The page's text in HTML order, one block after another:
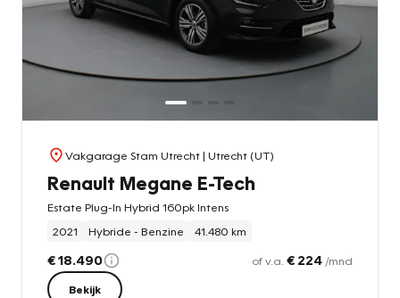
Vakgarage Stam Utrecht| Utrecht (UT)
Renault Megane E-Tech
Estate Plug-In Hybrid 160pk Intens
2021
Hybride - Benzine 41.480 km
€ 18.490 of v.a. € 224 /mnd
Bekijk